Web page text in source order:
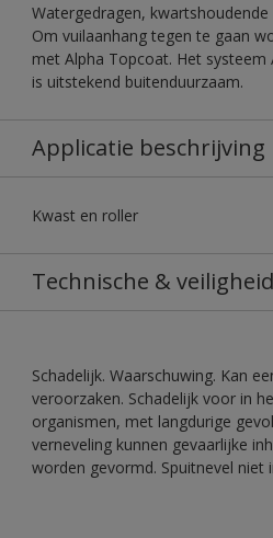
Watergedragen,
Om vuilaanhang tegen te gaan
met Alpha Topcoat. Het
is uitstekend buitenduurzaam.
Applicatie beschrijving
Kwast en roller
Technische &
Schadelijk. Waarschuwing. Kan
veroorzaken. Schadelijk voor in
organismen, met langdurige
verneveling kunnen gevaarlijke
worden gevormd. Spuitnevel niet